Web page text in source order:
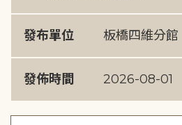
發布單位 板橋四維分館
發佈時間 2026-08-01